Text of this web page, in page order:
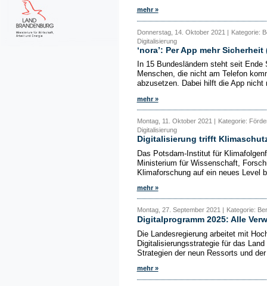
mehr »
Donnerstag, 14. Oktober 2021 | Kategorie:
Digitalisierung
‘nora’: Per App mehr
In 15 Bundesländern steht seit Ende
Menschen, die nicht am Telefon
abzusetzen. Dabei hilft die App nicht
mehr »
Montag, 11. Oktober 2021 | Kategorie:
Digitalisierung
Digitalisierung trifft
Das Potsdam-Institut für
Ministerium für Wissenschaft,
Klimaforschung auf ein neues Level
mehr »
Montag, 27. September 2021 | Kategorie:
Digitalprogramm 2025: Alle
Die Landesregierung arbeitet mit
Digitalisierungsstrategie für das
Strategien der neun Ressorts und
mehr »